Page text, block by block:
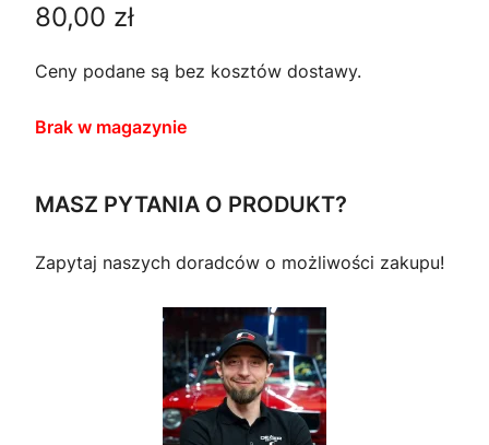
80,00 zł
Ceny podane są bez kosztów dostawy.
Brak w magazynie
MASZ PYTANIA O PRODUKT?
Zapytaj naszych doradców o możliwości zakupu!